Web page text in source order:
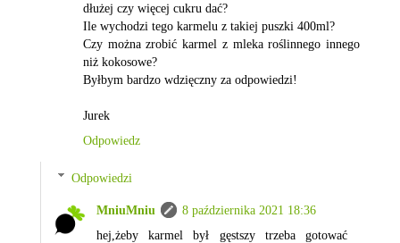
dłużej czy więcej cukru dać?
Ile wychodzi tego karmelu z takiej puszki 400ml?
Czy można zrobić karmel z mleka roślinnego innego
niż kokosowe?
Byłbym bardzo wdzięczny za odpowiedzi!
Jurek
Odpowiedz
Odpowiedzi
MniuMniu
8 października 2021 18:36
hej,żeby karmel był gęstszy trzeba gotować